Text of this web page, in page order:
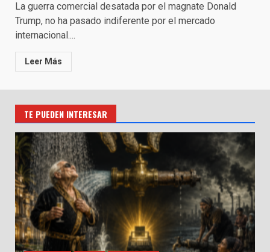
La guerra comercial desatada por el magnate Donald
Trump, no ha pasado indiferente por el mercado
internacional....
Leer Más
TE PUEDEN INTERESAR